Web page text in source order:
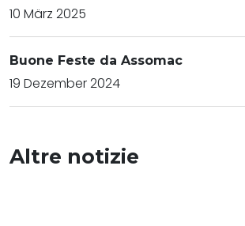
10 März 2025
Buone Feste da Assomac
19 Dezember 2024
Altre notizie